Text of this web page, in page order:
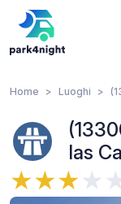
Home Luoghi
las